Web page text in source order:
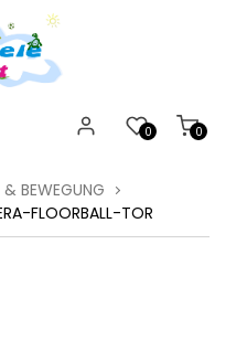
0
0
BEWEGUNG
FLOORBALL-TOR